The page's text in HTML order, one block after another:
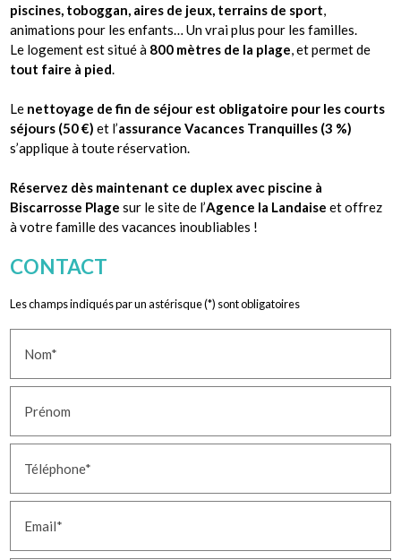
piscines, toboggan, aires de jeux, terrains de sport,
animations pour les enfants… Un vrai plus pour les familles.
Le logement est situé à 800 mètres de la plage, et permet de
tout faire à pied.
Le nettoyage de fin de séjour est obligatoire pour les courts
séjours (50 €) et l’assurance Vacances Tranquilles (3 %)
s’applique à toute réservation.
Réservez dès maintenant ce duplex avec piscine à
Biscarrosse Plage sur le site de l’Agence la Landaise et offrez
à votre famille des vacances inoubliables !
CONTACT
Les champs indiqués par un astérisque (*) sont obligatoires
Nom*
Prénom
Téléphone*
Email*